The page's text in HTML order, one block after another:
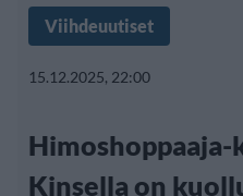
Viihdeuutiset
15.12.2025, 22:00
Kinsella on